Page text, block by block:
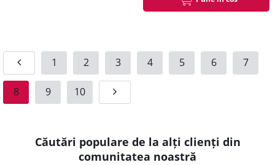
1 2 3 4 5 6 7
8 9 10
Căutări populare de la alți clienți din
comunitatea noastră